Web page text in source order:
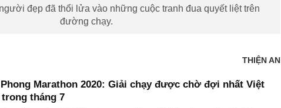
đẹp đã thổi lửa vào những cuộc tranh đua quyết liệt trên
đường chạy.
THIỆN AN
Marathon 2020: Giải chạy được chờ đợi nhất Việt
trong tháng 7